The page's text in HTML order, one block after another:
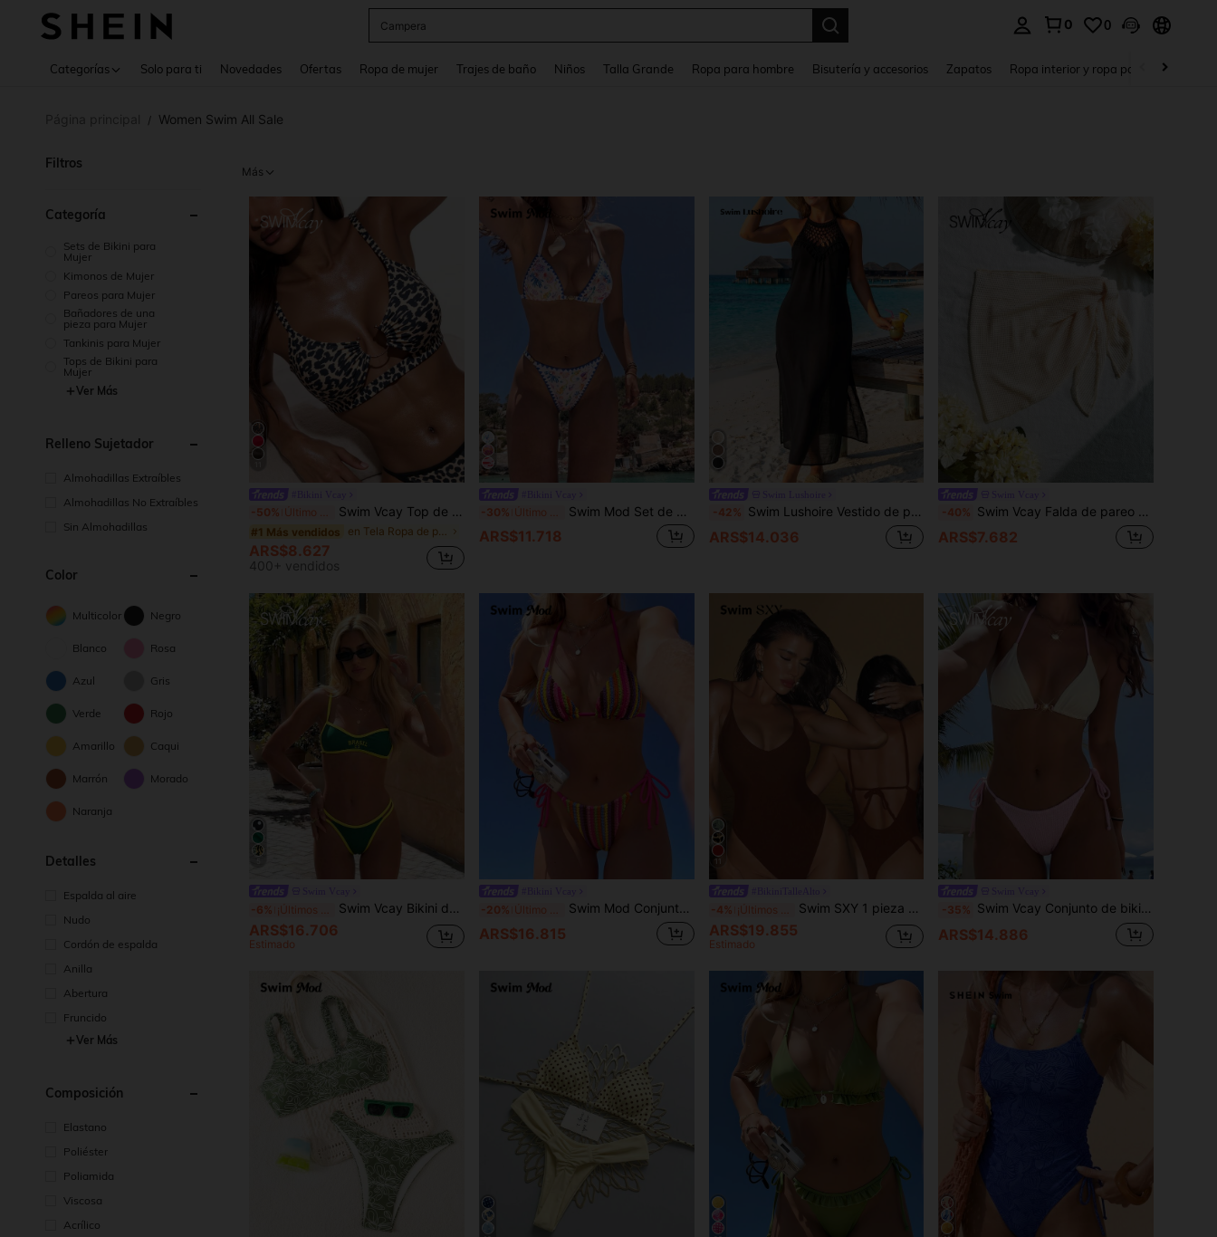
Sweater
0 0
Categorías Solo para ti Novedades Ofertas Ropa de mujer Trajes de baño Niños Talla Grande Ropa para hombre Bisutería y accesorios Zapatos Ropa interior y ropa para dormir
/ Women Swim All Sale
Filtros
Categoría
Sets de Bikini para
Mujer
Kimonos de Mujer
Pareos para Mujer
Bañadores de una
pieza para Mujer
Tankinis para Mujer
Tops de Bikini para
Mujer
Ver Más
Relleno Sujetador
Almohadillas Extraíbles
Almohadillas No Extraíbles
Sin Almohadillas
Color
Multicolor Negro
Blanco Rosa
Azul Gris
Verde Rojo
Amarillo Caqui
Marrón Morado
Naranja
Detalles
Espalda al aire
Nudo
Cordón de espalda
Anilla
Abertura
Fruncido
Ver Más
Composición
Elastano
Poliéster
Poliamida
Viscosa
Acrílico
Más
-50% Último día Swim Vcay Top de bikini sexy de mujer con estampado de leopardo y anillos enlazados para el verano
#1 Más vendidos en Tela Ropa de playa para mujeres
ARS$8.627
400+ vendidos
-30% Último día Swim Mod Set de 2 piezas Bikini de ganchillo con escote profundo en V, flor y estampado de micropuntitos marinos, para vacaciones en la playa en primavera y verano
ARS$11.718
-42% Swim Lushoire Vestido de playa de cobertura con abertura y calado a ganchillo para mujer
ARS$14.036
-40% Swim Vcay Falda de pareo de unicolor albaricoque regular para mujer, para vacaciones de verano en la playa
ARS$7.682
-6% Swim Vcay Bikini de dos piezas con estampado, elegante y sexy, con tirantes finos, para vacaciones, playa y fiestas casuales. Conjunto de traje de baño de verano de 2 piezas para mujeres
ARS$16.706
Estimado
-20% Swim Mod Conjunto de bikini de tela jacquard con escote halter para mujer, primavera/verano
ARS$16.815
-4% Swim SXY 1 pieza Traje de baño de color marrón sólido, adecuado para citas, playa, graduación
ARS$19.855
Estimado
-35% Swim Vcay Conjunto de bikini de 2 piezas sexy para mujer, primavera/verano, unicolor, cuello halter con tiras para atar, tela texturizada, ropa de playa para vacaciones
ARS$14.886